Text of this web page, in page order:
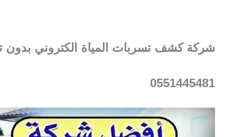
شركة كشف تسربات المياة الكتروني بدون
0551445481